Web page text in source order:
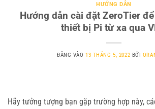
HƯỚNG DẪN
Hướng dẫn cài đặt ZeroTier
thiết bị Pi từ xa qua
ĐĂNG VÀO13 THÁNG 5, 2022 BỞI
Hãy tưởng tượng bạn gặp trường hợp này,